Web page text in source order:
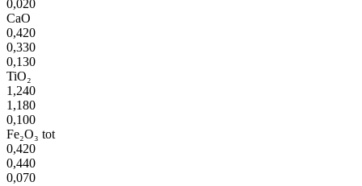
0,020
CaO
0,420
0,330
0,130
TiO₂
1,240
1,180
0,100
Fe₂O₃ tot
0,420
0,440
0,070